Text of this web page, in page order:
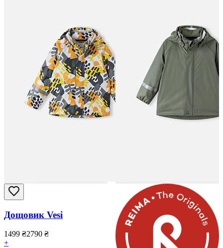
Дощовик Vesi
1499 ₴2790 ₴
+